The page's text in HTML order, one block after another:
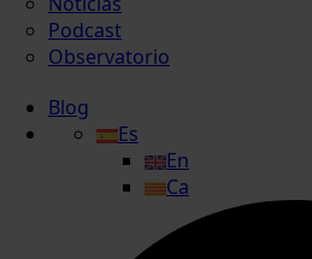
Podcast
Observatorio
Blog
Es
En
Ca